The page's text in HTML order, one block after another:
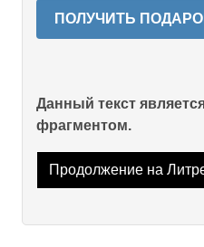
ПОЛУЧИТЬ
Данный текст
фрагментом.
Продолжение на